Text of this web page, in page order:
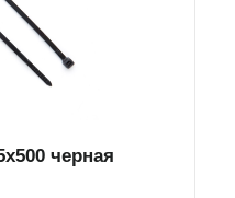
черная